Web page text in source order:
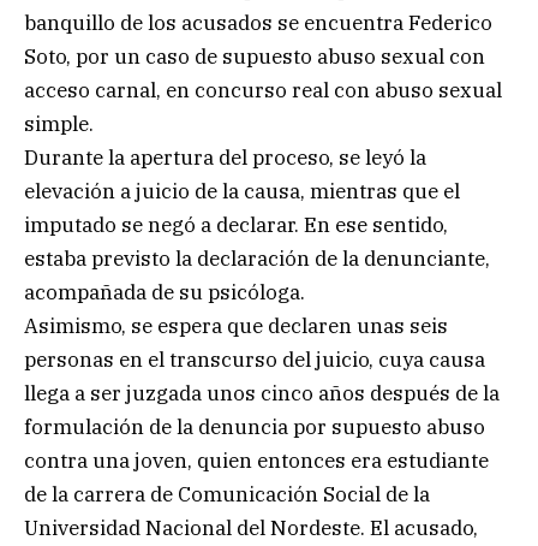
banquillo de los acusados se encuentra Federico
Soto, por un caso de supuesto abuso sexual con
acceso carnal, en concurso real con abuso sexual
simple.
Durante la apertura del proceso, se leyó la
elevación a juicio de la causa, mientras que el
imputado se negó a declarar. En ese sentido,
estaba previsto la declaración de la denunciante,
acompañada de su psicóloga.
Asimismo, se espera que declaren unas seis
personas en el transcurso del juicio, cuya causa
llega a ser juzgada unos cinco años después de la
formulación de la denuncia por supuesto abuso
contra una joven, quien entonces era estudiante
de la carrera de Comunicación Social de la
Universidad Nacional del Nordeste. El acusado,